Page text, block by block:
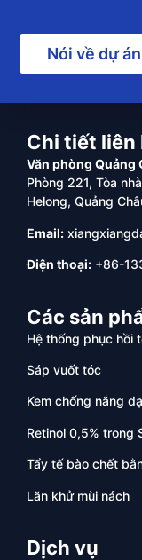
Nói về dự
Chi tiết liên
Văn phòng Quảng
Phòng 221, Tòa
Helong, Quảng
Email:
Điện thoại: +86-
Các sản
Hệ thống phục hồi
Sáp vuốt tóc
Kem chống nắng
Retinol 0,5% trong
Tẩy tế bào chết
Lăn khử mùi nách
Dịch vụ